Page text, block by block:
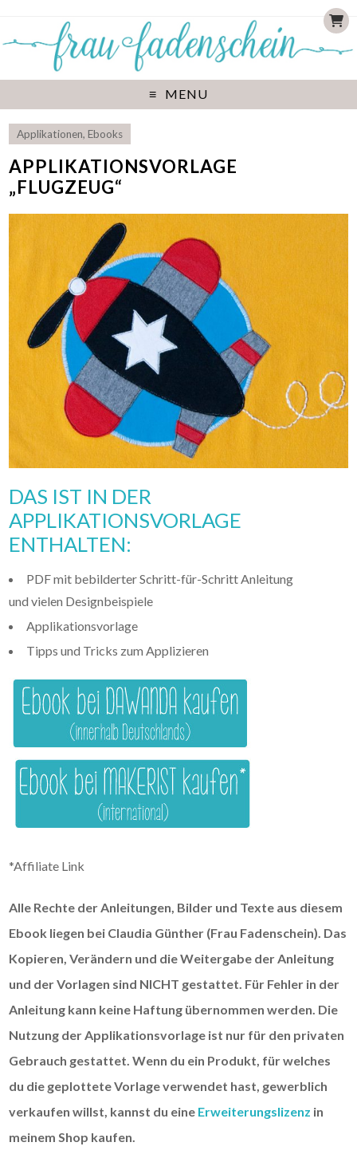
MENU
Applikationen,Ebooks
APPLIKATIONSVORLAGE
„FLUGZEUG“
DAS IST IN DER
APPLIKATIONSVORLAGE
ENTHALTEN:
PDF mit bebilderter Schritt-für-Schritt Anleitung
und vielen Designbeispiele
Applikationsvorlage
Tipps und Tricks zum Applizieren
*Affiliate Link
Alle Rechte der Anleitungen, Bilder und Texte aus diesem
Ebook liegen bei Claudia Günther (Frau Fadenschein). Das
Kopieren, Verändern und die Weitergabe der Anleitung
und der Vorlagen sind NICHT gestattet. Für Fehler in der
Anleitung kann keine Haftung übernommen werden. Die
Nutzung der Applikationsvorlage ist nur für den privaten
Gebrauch gestattet. Wenn du ein Produkt, für welches
du die geplottete Vorlage verwendet hast, gewerblich
verkaufen willst, kannst du eine Erweiterungslizenz in
meinem Shop kaufen.